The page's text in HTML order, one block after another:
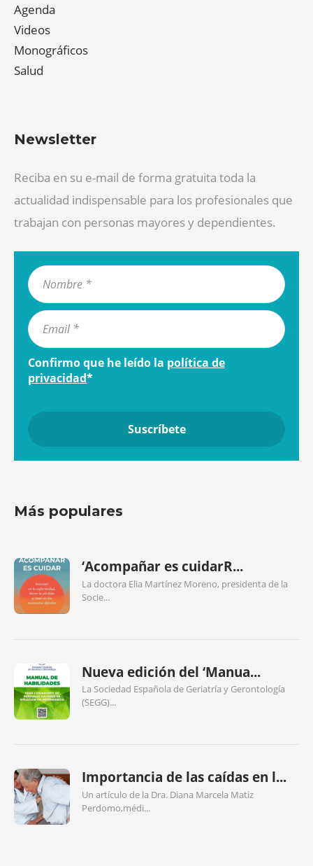
Agenda
Videos
Monográficos
Salud
Newsletter
Reciba en su e-mail de forma gratuita toda la
actualidad indispensable para los profesionales que
trabajan con personas mayores y dependientes.
Confirmo que he leído la política de
privacidad*
Más populares
‘Acompañar es cuidarR...
La doctora Elia Martínez Moreno, presidenta de la
Socie...
Nueva edición del ‘Manua...
La Sociedad Española de Geriatría y Gerontología
(SEGG)...
Importancia de las caídas en l...
Un artículo de la Dra. Diana Marcela Matiz
Perdomo,médi...